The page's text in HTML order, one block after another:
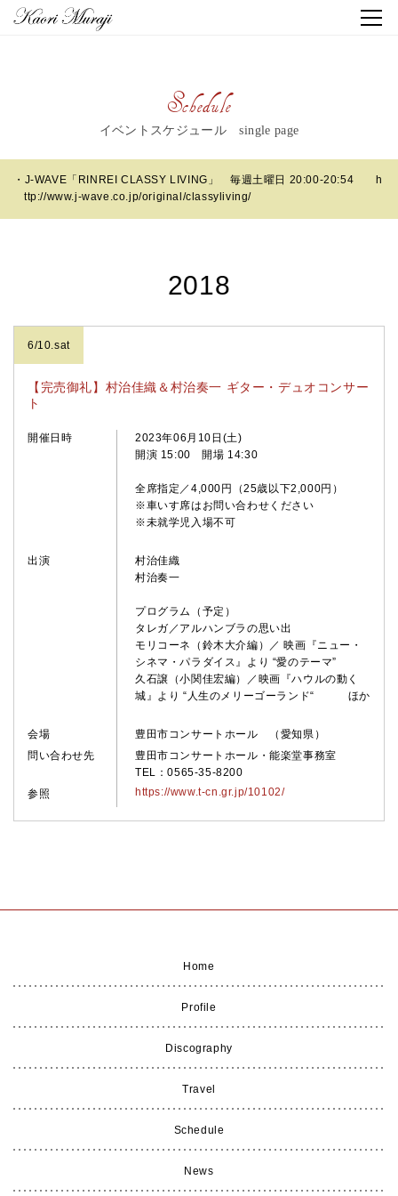
Schedule
イベントスケジュール single page
・J-WAVE「RINREI CLASSY LIVING」 毎週土曜日 20:00-20:54
h
ttp://www.j-wave.co.jp/original/classyliving/
2018
6/10.sat
【完売御礼】村治佳織＆村治奏一 ギター・デュオコンサー
ト
開催日時
2023年06月10日(土)
開演 15:00 開場 14:30
全席指定／4,000円（25歳以下2,000円）
※車いす席はお問い合わせください
※未就学児入場不可
出演
村治佳織
村治奏一
プログラム（予定）
タレガ／アルハンブラの思い出
モリコーネ（鈴木大介編）／ 映画『ニュー・
シネマ・パラダイス』より “愛のテーマ”
久石譲（小関佳宏編）／映画『ハウルの動く
城』より “人生のメリーゴーランド“ ほか
会場
豊田市コンサートホール （愛知県）
問い合わせ先
豊田市コンサートホール・能楽堂事務室
TEL：0565-35-8200
参照
https://www.t-cn.gr.jp/10102/
Home
Profile
Discography
Travel
Schedule
News